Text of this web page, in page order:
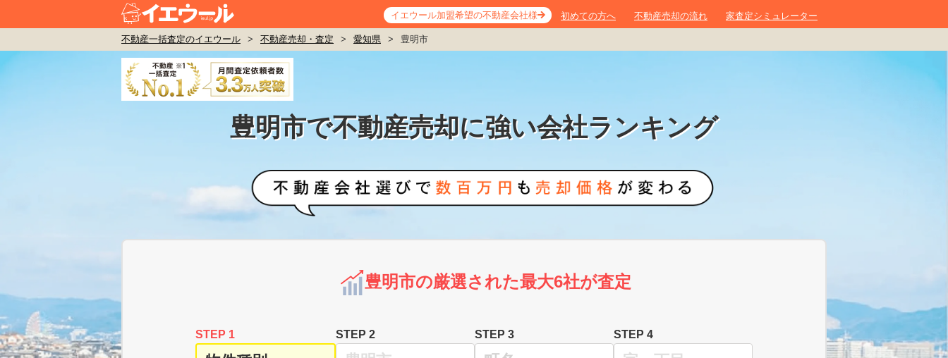
イエウール加盟希望の不動産会社様 初めての方へ 不動産売却の流れ 家査定シミュレーター
不動産一括査定のイエウール > 不動産売却・査定 > 愛知県 > 豊明市
豊明市で不動産売却に強い会社ランキング
豊明市の厳選された最大6社が査定
STEP 1 STEP 2 STEP 3 STEP 4